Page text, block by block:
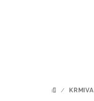
DOMŮ
/ KRMIVA